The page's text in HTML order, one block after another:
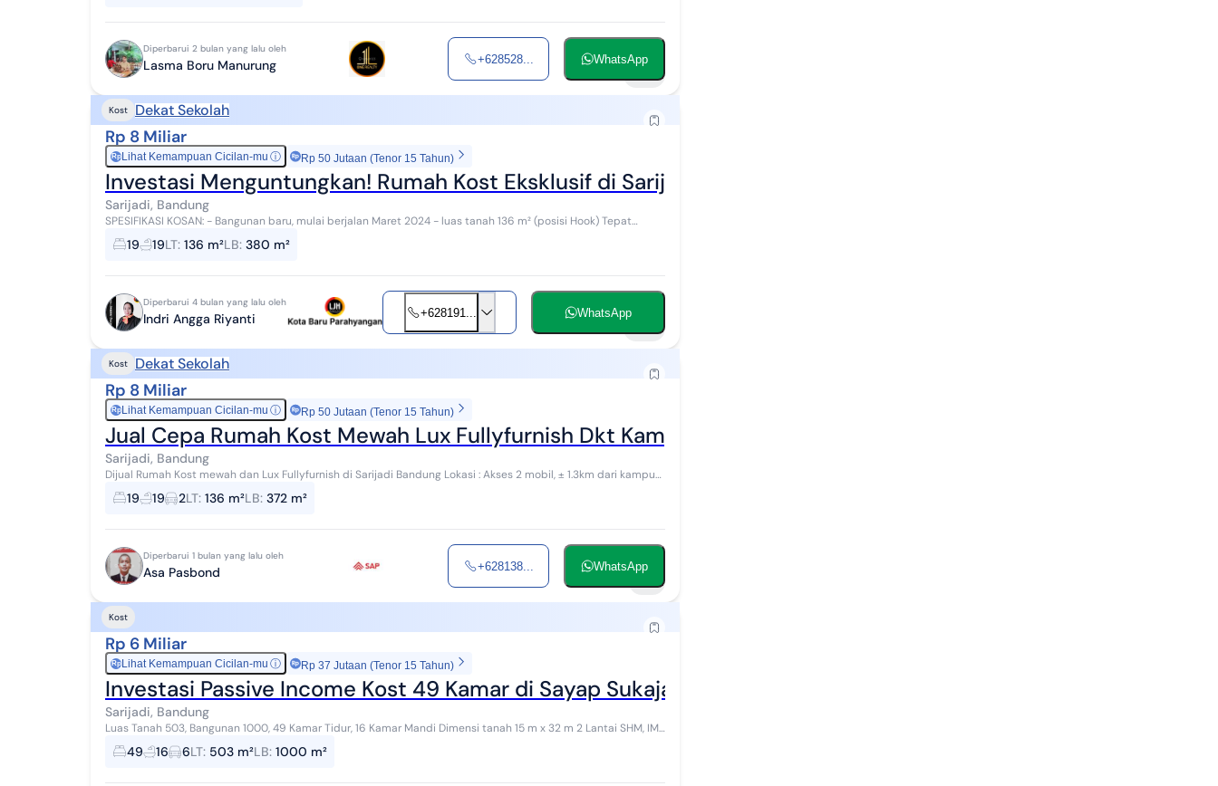
Diperbarui 2 bulan yang lalu oleh
Lasma Boru Manurung‎ +628528... WhatsApp
Kost Dekat Sekolah
Rp 8 Miliar
RpLihat Kemampuan Cicilan-mu ⓘ Rp 50 Jutaan (Tenor 15 Tahun)
Investasi Menguntungkan! Rumah Kost Eksklusif di Sarijadi Bandung Dekat dengan Universitas
Sarijadi, Bandung
SPESIFIKASI KOSAN: - Bangunan baru, mulai berjalan Maret 2024 - luas tanah 136 m² (posisi Hook) Tepat
Berada diperempatan Jalan Komplek Perumnas S...
19 19LT: 136 m²LB: 380 m²
Diperbarui 4 bulan yang lalu oleh
Indri Angga Riyanti +628191... WhatsApp
Kost Dekat Sekolah
Rp 8 Miliar
RpLihat Kemampuan Cicilan-mu ⓘ Rp 50 Jutaan (Tenor 15 Tahun)
Jual Cepa Rumah Kost Mewah Lux Fullyfurnish Dkt Kampus Maranatha
Sarijadi, Bandung
Dijual Rumah Kost mewah dan Lux Fullyfurnish di Sarijadi Bandung Lokasi : Akses 2 mobil, ± 1.3km dari kampus
Maranatha Spesifikasi Koskosan: - B...
19 19 2LT: 136 m²LB: 372 m²
Diperbarui 1 bulan yang lalu oleh
Asa Pasbond +628138... WhatsApp
Kost
Rp 6 Miliar
RpLihat Kemampuan Cicilan-mu ⓘ Rp 37 Jutaan (Tenor 15 Tahun)
Investasi Passive Income Kost 49 Kamar di Sayap Sukajadi Bandung Utara
Sarijadi, Bandung
Luas Tanah 503, Bangunan 1000, 49 Kamar Tidur, 16 Kamar Mandi Dimensi tanah 15 m x 32 m 2 Lantai SHM, IMB
49 16 6LT: 503 m²LB: 1000 m²